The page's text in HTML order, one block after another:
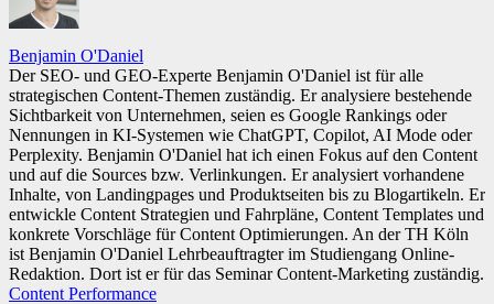
Benjamin O'Daniel
Der SEO- und GEO-Experte Benjamin O'Daniel ist für alle
strategischen Content-Themen zuständig. Er analysiere bestehende
Sichtbarkeit von Unternehmen, seien es Google Rankings oder
Nennungen in KI-Systemen wie ChatGPT, Copilot, AI Mode oder
Perplexity. Benjamin O'Daniel hat ich einen Fokus auf den Content
und auf die Sources bzw. Verlinkungen. Er analysiert vorhandene
Inhalte, von Landingpages und Produktseiten bis zu Blogartikeln. Er
entwickle Content Strategien und Fahrpläne, Content Templates und
konkrete Vorschläge für Content Optimierungen. An der TH Köln
ist Benjamin O'Daniel Lehrbeauftragter im Studiengang Online-
Redaktion. Dort ist er für das Seminar Content-Marketing zuständig.
Content Performance